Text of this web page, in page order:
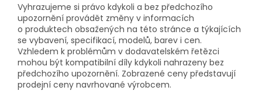
Vyhrazujeme si právo kdykoli a bez předchozího
upozornění provádět změny v informacích
o produktech obsažených na této stránce a týkajících
se vybavení, specifikací, modelů, barev i cen.
Vzhledem k problémům v dodavatelském řetězci
mohou být kompatibilní díly kdykoli nahrazeny bez
předchozího upozornění. Zobrazené ceny představují
prodejní ceny navrhované výrobcem.